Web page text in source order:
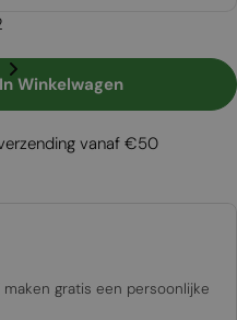
One 1500
Voor Foco One 1500
In Winkelwagen
vanaf €50
gratis een persoonlijke